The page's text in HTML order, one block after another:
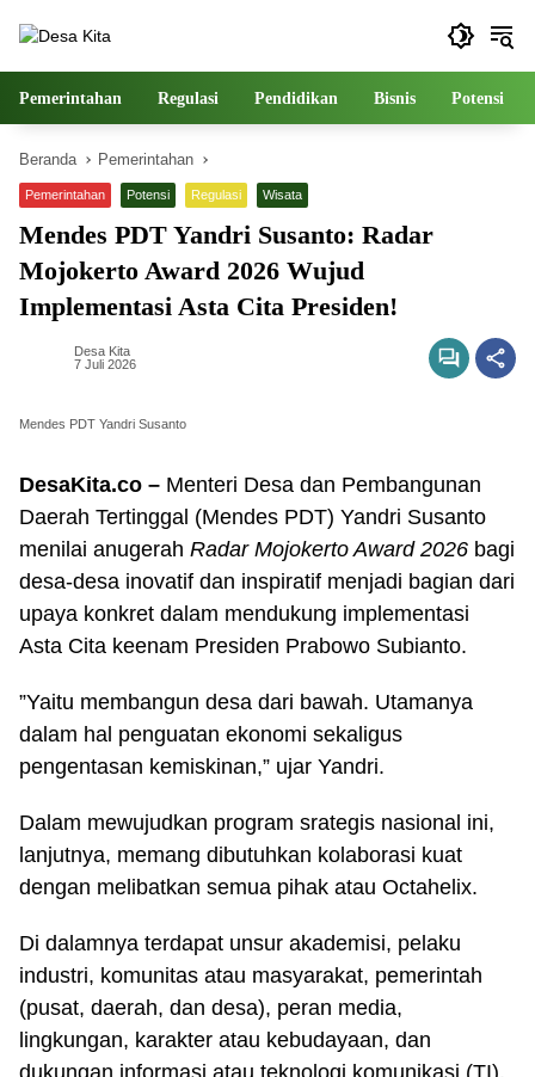
Pemerintahan Regulasi Pendidikan Bisnis Potensi
Beranda Pemerintahan
Pemerintahan Potensi Regulasi Wisata
Mendes PDT Yandri Susanto: Radar
Mojokerto Award 2026 Wujud
Implementasi Asta Cita Presiden!
Desa Kita
7 Juli 2026
Mendes PDT Yandri Susanto
DesaKita.co – Menteri Desa dan Pembangunan
Daerah Tertinggal (Mendes PDT) Yandri Susanto
menilai anugerah Radar Mojokerto Award 2026 bagi
desa-desa inovatif dan inspiratif menjadi bagian dari
upaya konkret dalam mendukung implementasi
Asta Cita keenam Presiden Prabowo Subianto.
”Yaitu membangun desa dari bawah. Utamanya
dalam hal penguatan ekonomi sekaligus
pengentasan kemiskinan,” ujar Yandri.
Dalam mewujudkan program srategis nasional ini,
lanjutnya, memang dibutuhkan kolaborasi kuat
dengan melibatkan semua pihak atau Octahelix.
Di dalamnya terdapat unsur akademisi, pelaku
industri, komunitas atau masyarakat, pemerintah
(pusat, daerah, dan desa), peran media,
lingkungan, karakter atau kebudayaan, dan
dukungan informasi atau teknologi komunikasi (TI).